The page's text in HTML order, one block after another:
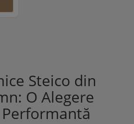
Steico din
O Alegere